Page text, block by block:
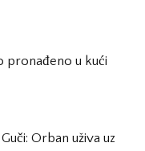
pronađeno u kući
Orban uživa uz